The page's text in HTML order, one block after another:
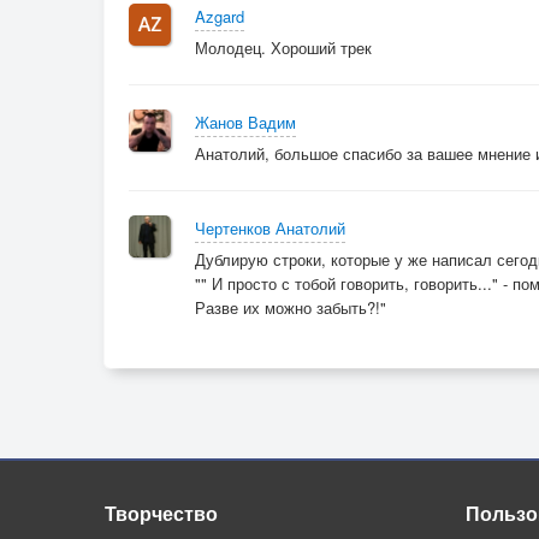
Azgard
Молодец. Хороший трек
Жанов Вадим
Анатолий, большое спасибо за вашее
Чертенков Анатолий
Дублирую строки, которые у же написал
"" И просто с тобой говорить, говорить..." -
Разве их можно забыть?!"
Творчество